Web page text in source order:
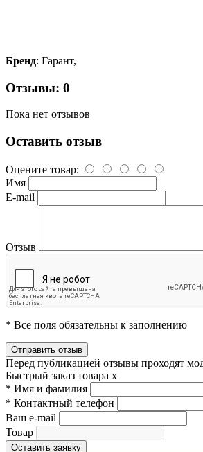
Бренд: Гарант,
Отзывы: 0
Пока нет отзывов
Оставить отзыв
Оцените товар:
Имя
E-mail
Отзыв
* Все поля обязательны к заполнению
Перед публикацией отзывы проходят
Быстрый заказ товара x
* Имя и фамилия
* Контактный телефон
Ваш e-mail
Товар